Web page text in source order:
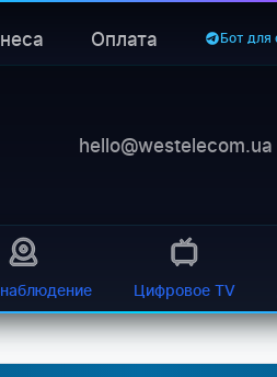
Оплата Бот для
hello@westelecom.ua
Цифровое TV